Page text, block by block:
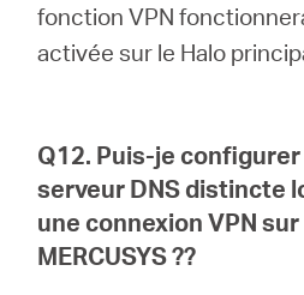
fonction VPN
activée sur le Halo
Q12. Puis-je
serveur DNS distincte
une connexion VPN
MERCUSYS ??